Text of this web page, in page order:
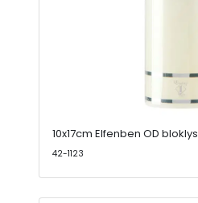
10x17cm Elfenben OD bloklys
42-1123